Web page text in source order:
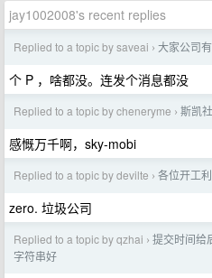
jay1002008's recent replies
Replied to a topic by saveai › 大家公司
个 P ，啥都没。连发个消息都没
Replied to a topic by cheneryme › 斯凯
感慨万千啊，sky-mobi
Replied to a topic by devilte › 各位开工
zero. 垃圾公司
Replied to a topic by qzhai › 提交时间给
字符串好